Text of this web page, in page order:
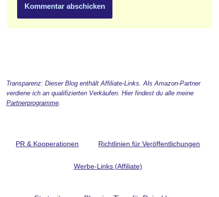
Transparenz: Dieser Blog enthält Affiliate-Links. Als Amazon-Partner
verdiene ich an qualifizierten Verkäufen. Hier findest du alle meine
Partnerprogramme.
PR & Kooperationen Richtlinien für Veröffentlichungen
Werbe-Links (Affiliate)